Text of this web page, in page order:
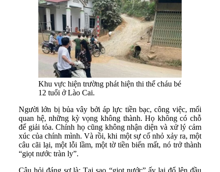
Khu vực hiện trường phát hiện thi thể cháu bé
12 tuổi ở Lào Cai.
Người lớn bị bủa vây bởi áp lực tiền bạc, công việc, mối
quan hệ, những kỳ vọng không thành. Họ không có chỗ
để giải tỏa. Chính họ cũng không nhận diện và xử lý cảm
xúc của chính mình. Và rồi, khi một sự cố nhỏ xảy ra, một
câu cãi lại, một lỗi lầm, một tờ tiền biến mất, nó trở thành
“giọt nước tràn ly”.
Câu hỏi đáng sợ là: Tại sao “giọt nước” ấy lại đổ lên đầu